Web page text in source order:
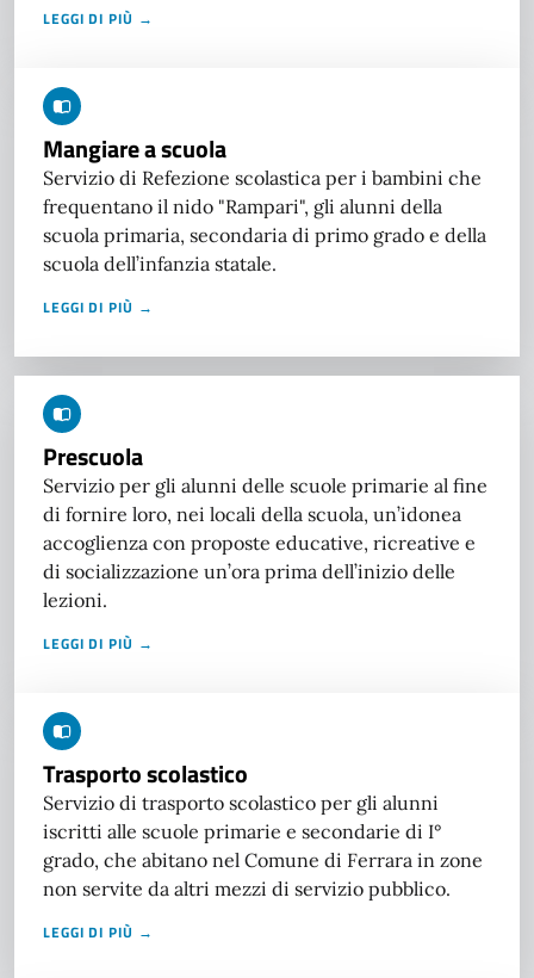
LEGGI DI PIÙ →
Mangiare a scuola
Servizio di Refezione scolastica per i bambini che
frequentano il nido "Rampari", gli alunni della
scuola primaria, secondaria di primo grado e della
scuola dell’infanzia statale.
LEGGI DI PIÙ →
Prescuola
Servizio per gli alunni delle scuole primarie al fine
di fornire loro, nei locali della scuola, un’idonea
accoglienza con proposte educative, ricreative e
di socializzazione un’ora prima dell’inizio delle
lezioni.
LEGGI DI PIÙ →
Trasporto scolastico
Servizio di trasporto scolastico per gli alunni
iscritti alle scuole primarie e secondarie di I°
grado, che abitano nel Comune di Ferrara in zone
non servite da altri mezzi di servizio pubblico.
LEGGI DI PIÙ →